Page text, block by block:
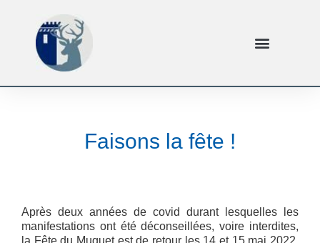
Faisons la fête !
Après deux années de covid durant lesquelles les
manifestations ont été déconseillées, voire interdites,
la Fête du Muguet est de retour les 14 et 15 mai 2022,